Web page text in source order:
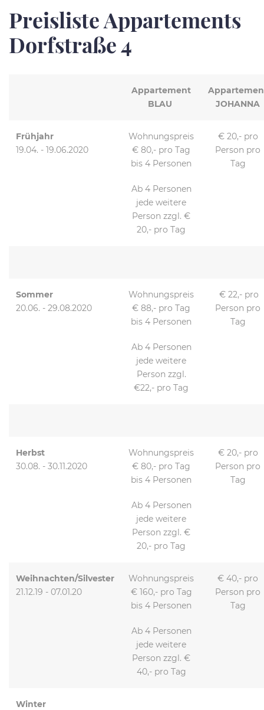
Preisliste Appartements
Dorfstraße 4
Appartement
BLAU
JOHANNA
Frühjahr
19.04. - 19.06.2020
Wohnungspreis
€ 80,- pro Tag
bis 4 Personen
Ab 4 Personen
jede weitere
Person zzgl. €
20,- pro Tag
€ 20,- pro
Person pro
Tag
Sommer
20.06. - 29.08.2020
Wohnungspreis
€ 88,- pro Tag
bis 4 Personen
Ab 4 Personen
jede weitere
Person zzgl.
€22,- pro Tag
€ 22,- pro
Person pro
Tag
Herbst
30.08. - 30.11.2020
Wohnungspreis
€ 80,- pro Tag
bis 4 Personen
Ab 4 Personen
jede weitere
Person zzgl. €
20,- pro Tag
€ 20,- pro
Person pro
Tag
Weihnachten/Silvester
21.12.19 - 07.01.20
Wohnungspreis
€ 160,- pro Tag
bis 4 Personen
Ab 4 Personen
jede weitere
Person zzgl. €
40,- pro Tag
€ 40,- pro
Person pro
Tag
Winter